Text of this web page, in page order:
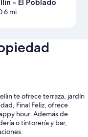
- El Poblado
mi
te ofrece terraza, jardín
Final Feliz, ofrece
hour. Además de
o tintorería y bar,